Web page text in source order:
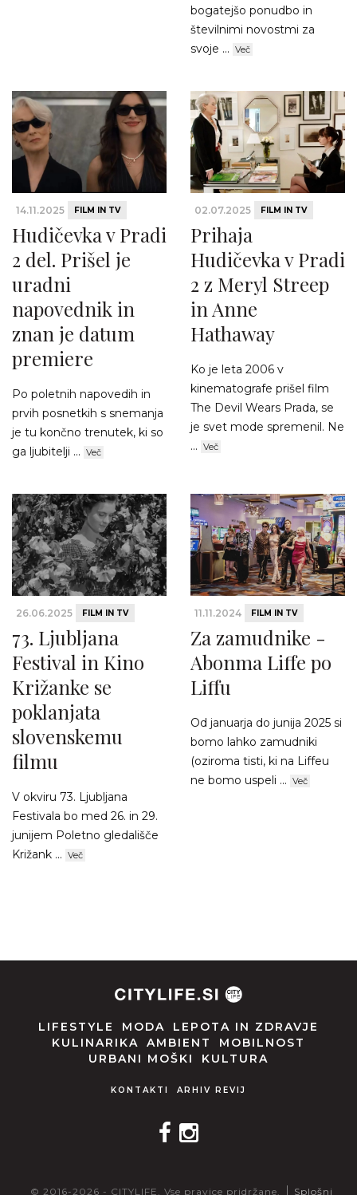
bogatejšo ponudbo in
številnimi novostmi za
svoje ... Več
14.11.2025 FILM IN TV
Hudičevka v Pradi
2 del. Prišel je
uradni
napovednik in
znan je datum
premiere
Po poletnih napovedih in
prvih posnetkih s snemanja
je tu končno trenutek, ki so
ga ljubitelji ... Več
02.07.2025 FILM IN TV
Prihaja
Hudičevka v Pradi
2 z Meryl Streep
in Anne
Hathaway
Ko je leta 2006 v
kinematografe prišel film
The Devil Wears Prada, se
je svet mode spremenil. Ne
... Več
26.06.2025 FILM IN TV
73. Ljubljana
Festival in Kino
Križanke se
poklanjata
slovenskemu
filmu
V okviru 73. Ljubljana
Festivala bo med 26. in 29.
junijem Poletno gledališče
Križank ... Več
11.11.2024 FILM IN TV
Za zamudnike -
Abonma Liffe po
Liffu
Od januarja do junija 2025 si
bomo lahko zamudniki
(oziroma tisti, ki na Liffeu
ne bomo uspeli ... Več
LIFESTYLE MODA
LEPOTA IN ZDRAVJE
KULINARIKA
AMBIENT
MOBILNOST
URBANI MOŠKI
KULTURA
KONTAKTI ARHIV REVIJ
© 2016-2026 - CITYLIFE. Vse pravice pridržane. Splošni